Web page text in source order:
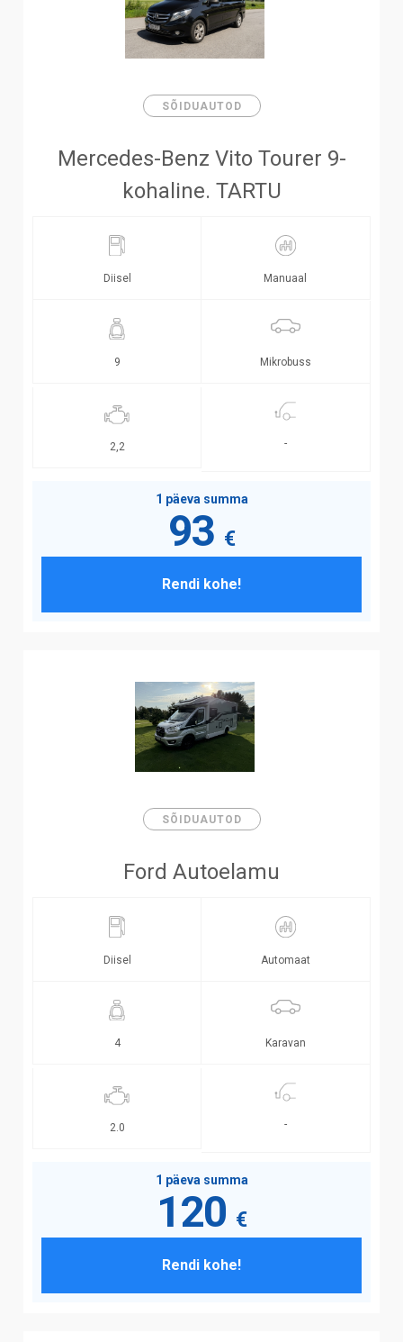
SÕIDUAUTOD
Mercedes-Benz Vito Tourer 9-
kohaline. TARTU
Diisel Manuaal
9 Mikrobuss
2,2 -
1 päeva summa
93 €
Rendi kohe!
SÕIDUAUTOD
Ford Autoelamu
Diisel Automaat
4 Karavan
2.0 -
1 päeva summa
120 €
Rendi kohe!